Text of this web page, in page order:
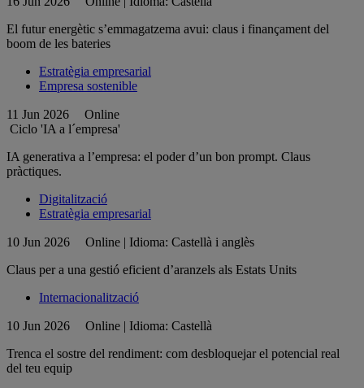
El futur energètic s’emmagatzema avui: claus i finançament del
boom de les bateries
Estratègia empresarial
Empresa sostenible
11 Jun 2026
Online
Ciclo 'IA a l´empresa'
IA generativa a l’empresa: el poder d’un bon prompt. Claus
pràctiques.
Digitalització
Estratègia empresarial
10 Jun 2026
Online | Idioma: Castellà i anglès
Claus per a una gestió eficient d’aranzels als Estats Units
Internacionalització
10 Jun 2026
Online | Idioma: Castellà
Trenca el sostre del rendiment: com desbloquejar el potencial real
del teu equip